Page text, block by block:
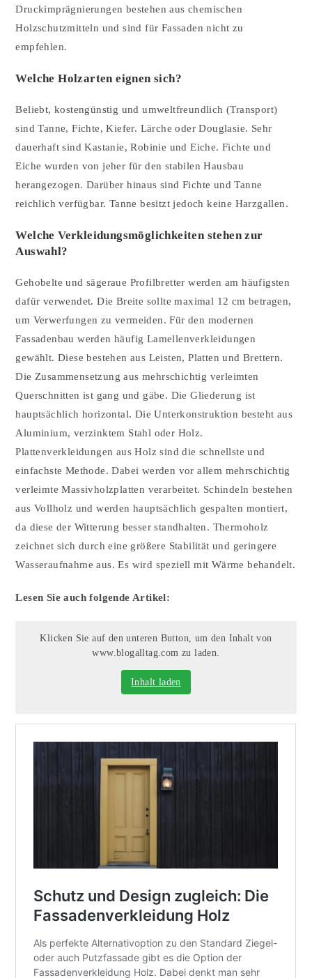
Druckimprägnierungen bestehen aus chemischen
Holzschutzmitteln und sind für Fassaden nicht zu
empfehlen.
Welche Holzarten eignen sich?
Beliebt, kostengünstig und umweltfreundlich (Transport)
sind Tanne, Fichte, Kiefer. Lärche oder Douglasie. Sehr
dauerhaft sind Kastanie, Robinie und Eiche. Fichte und
Eiche wurden von jeher für den stabilen Hausbau
herangezogen. Darüber hinaus sind Fichte und Tanne
reichlich verfügbar. Tanne besitzt jedoch keine Harzgallen.
Welche Verkleidungsmöglichkeiten stehen zur
Auswahl?
Gehobelte und sägeraue Profilbretter werden am häufigsten
dafür verwendet. Die Breite sollte maximal 12 cm betragen,
um Verwerfungen zu vermeiden. Für den modernen
Fassadenbau werden häufig Lamellenverkleidungen
gewählt. Diese bestehen aus Leisten, Platten und Brettern.
Die Zusammensetzung aus mehrschichtig verleimten
Querschnitten ist gang und gäbe. Die Gliederung ist
hauptsächlich horizontal. Die Unterkonstruktion besteht aus
Aluminium, verzinktem Stahl oder Holz.
Plattenverkleidungen aus Holz sind die schnellste und
einfachste Methode. Dabei werden vor allem mehrschichtig
verleimte Massivholzplatten verarbeitet. Schindeln bestehen
aus Vollholz und werden hauptsächlich gespalten montiert,
da diese der Witterung besser standhalten. Thermoholz
zeichnet sich durch eine größere Stabilität und geringere
Wasseraufnahme aus. Es wird speziell mit Wärme behandelt.
Lesen Sie auch folgende Artikel:
Klicken Sie auf den unteren Button, um den Inhalt von
www.blogalltag.com zu laden.
Inhalt laden